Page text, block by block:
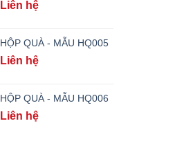
Liên hệ
HỘP QUÀ - MẪU HQ005
Liên hệ
HỘP QUÀ - MẪU HQ006
Liên hệ